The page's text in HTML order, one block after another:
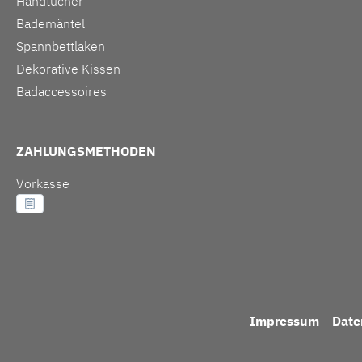
Bademäntel
Spannbettlaken
Dekorative Kissen
Badaccessoires
ZAHLUNGSMETHODEN
Vorkasse
Impressum